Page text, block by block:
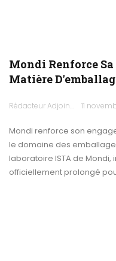
Mondi Renforce
Matière
Rédacteur Adjoint 11
Mondi renforce son
le domaine des
laboratoire ISTA de Mondi,
officiellement prolongé